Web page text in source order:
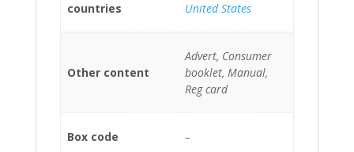
countries
United States
Other content
Advert, Consumer
booklet, Manual,
Reg card
Box code –